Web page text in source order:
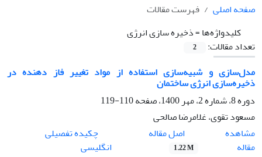
صفحه اصلی
فهرست مقالات
کلیدواژه‌ها =ذخیره سازی انرژی
تعداد مقالات:
2
مدل‌سازی و شبیه‌سازی استفاده از مواد تغییر فاز دهنده در
ذخیره‌‌سازی انرژی ساختمان
دوره 8، شماره 2، مهر 1400، صفحه
110-119
مسعود تقوی، غلامرضا صالحی
مشاهده
مقاله
اصل مقاله
1.22 M
چکیده تفصیلی
انگلیسی